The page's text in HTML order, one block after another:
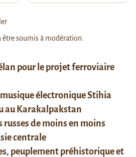
pour le projet ferroviaire
électronique Stihia
au Karakalpakstan
russes de moins en moins
centrale
peuplement préhistorique et
soumis à modération.